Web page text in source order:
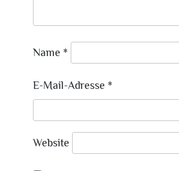
Name *
E-Mail-Adresse *
Website